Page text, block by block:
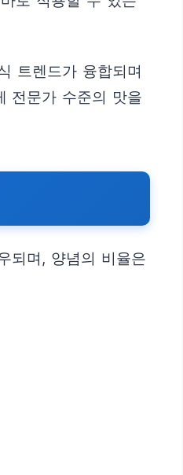
트렌드가 융합되며
전문가 수준의 맛을
되며, 양념의 비율은